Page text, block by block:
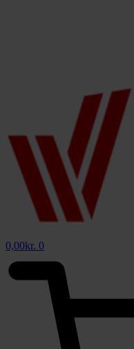
0,00kr. 0